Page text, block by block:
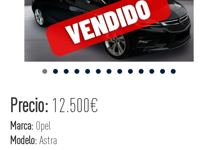
Precio: 12.500€
Marca: Opel
Modelo: Astra